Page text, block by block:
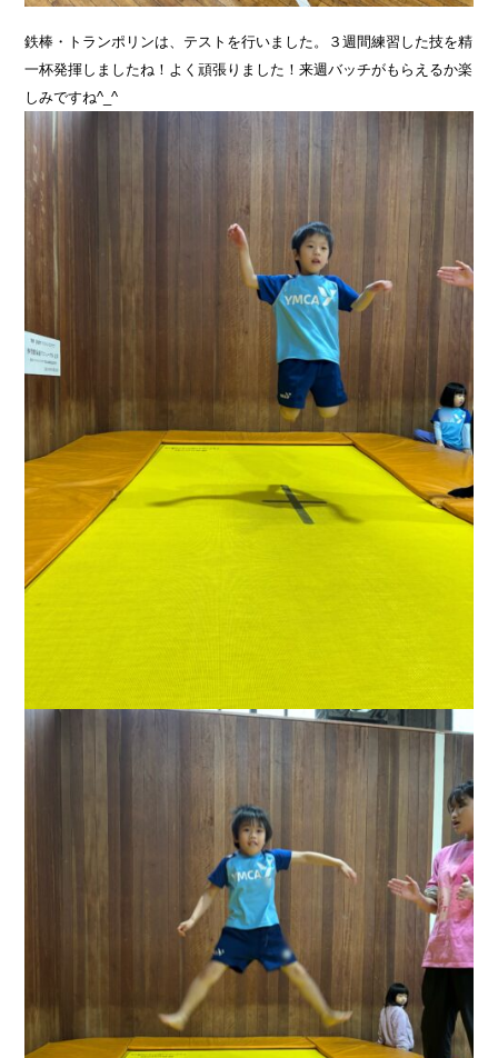
鉄棒・トランポリンは、テストを行いました。３週間練習した技を精
一杯発揮しましたね！よく頑張りました！来週バッチがもらえるか楽
しみですね^_^